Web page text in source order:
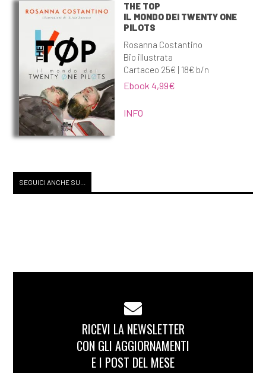
THE TOP
IL MONDO DEI TWENTY ONE
PILOTS
Rosanna Costantino
Bio illustrata
Cartaceo 25€ | 18€ b/n
Ebook 4,99€
INFO
SEGUICI ANCHE SU...
RICEVI LA NEWSLETTER
CON GLI AGGIORNAMENTI
E I POST DEL MESE